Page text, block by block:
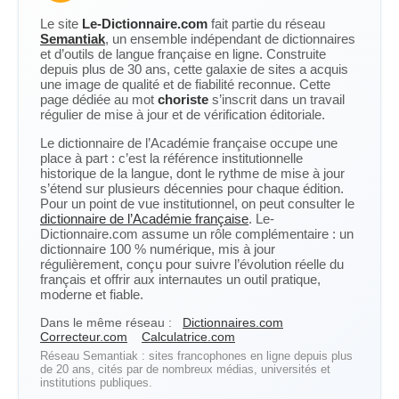
Le site Le-Dictionnaire.com fait partie du réseau
Semantiak, un ensemble indépendant de dictionnaires
et d’outils de langue française en ligne. Construite
depuis plus de 30 ans, cette galaxie de sites a acquis
une image de qualité et de fiabilité reconnue. Cette
page dédiée au mot choriste s’inscrit dans un travail
régulier de mise à jour et de vérification éditoriale.
Le dictionnaire de l’Académie française occupe une
place à part : c’est la référence institutionnelle
historique de la langue, dont le rythme de mise à jour
s’étend sur plusieurs décennies pour chaque édition.
Pour un point de vue institutionnel, on peut consulter le
dictionnaire de l’Académie française. Le-
Dictionnaire.com assume un rôle complémentaire : un
dictionnaire 100 % numérique, mis à jour
régulièrement, conçu pour suivre l’évolution réelle du
français et offrir aux internautes un outil pratique,
moderne et fiable.
Dans le même réseau :
Dictionnaires.com
Correcteur.com
Calculatrice.com
Réseau Semantiak : sites francophones en ligne depuis plus
de 20 ans, cités par de nombreux médias, universités et
institutions publiques.